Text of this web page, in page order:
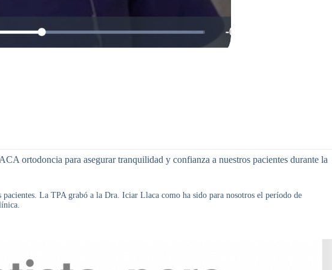
ortodoncia para asegurar tranquilidad y confianza a nuestros pacientes durante la
La TPA grabó a la Dra. Iciar Llaca como ha sido para nosotros el período de